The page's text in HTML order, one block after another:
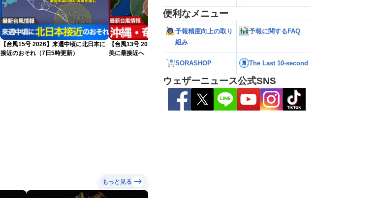
【台風15号 2026】来週中頃に北日本に
接近のおそれ（7日5時更新）
【台風13号 2026】台風13号が沖縄・奄
美に最接近へ 明日にかけ荒天続く（7
への影響は？（2026年8月6日22時更
もっと見る
便利なメニュー
予報精度向上の取り
組み
予報に関するFAQ
SORASHOP The Last 10-second
ウェザーニュース公式SNS